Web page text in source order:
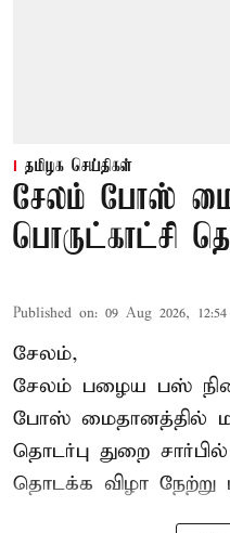
தமிழக செய்திகள்
சேலம் போஸ்
பொருட்காட்சி
Published on: 09 Aug 2026,
சேலம்,
சேலம் பழைய பஸ்
போஸ் மைதானத்தில்
தொடர்பு துறை
தொடக்க விழா நேற்று